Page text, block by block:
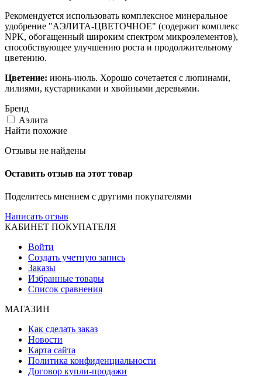
Рекомендуется использовать комплексное минеральное
удобрение "АЭЛИТА-ЦВЕТОЧНОЕ" (содержит комплекс
NPK, обогащенный широким спектром микроэлементов),
способствующее улучшению роста и продолжительному
цветению.
Цветение: июнь-июль. Хорошо сочетается с люпинами,
лилиями, кустарниками и хвойными деревьями.
Бренд
Аэлита
Найти похожие
Отзывы не найдены
Оставить отзыв на этот товар
Поделитесь мнением с другими покупателями
Написать отзыв
КАБИНЕТ ПОКУПАТЕЛЯ
Войти
Создать учетную запись
Заказы
Избранные товары
Список сравнения
МАГАЗИН
Как сделать заказ
Новости
Карта сайта
Политика конфиденциальности
Договор купли-продажи